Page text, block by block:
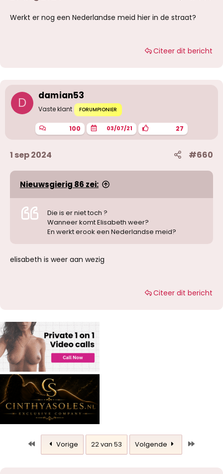
Werkt er nog een Nederlandse meid hier in de straat?
Citeer dit bericht
D
damian53
Vaste klant FORUMPIONIER
100 03/07/21 27
1 sep 2024 #660
Nieuwsgierig 86 zei:
Die is er niet toch ?
Wanneer komt Elisabeth weer?
En werkt erook een Nederlandse meid?
elisabeth is weer aan wezig
Citeer dit bericht
Eerste Vorige 22 van 53 Volgende